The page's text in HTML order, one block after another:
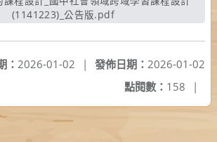
(1141223)_公告版.pdf另開新視窗
發佈日期： 2026-01-02
： 2026-01-02
|
點閱數： 158 |